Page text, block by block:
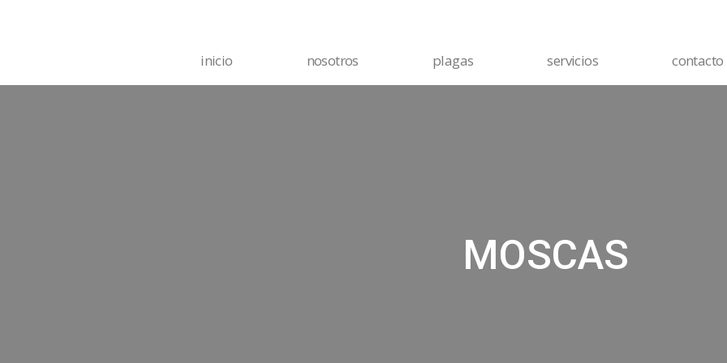
inicio nosotros plagas servicios contacto
MOSCAS